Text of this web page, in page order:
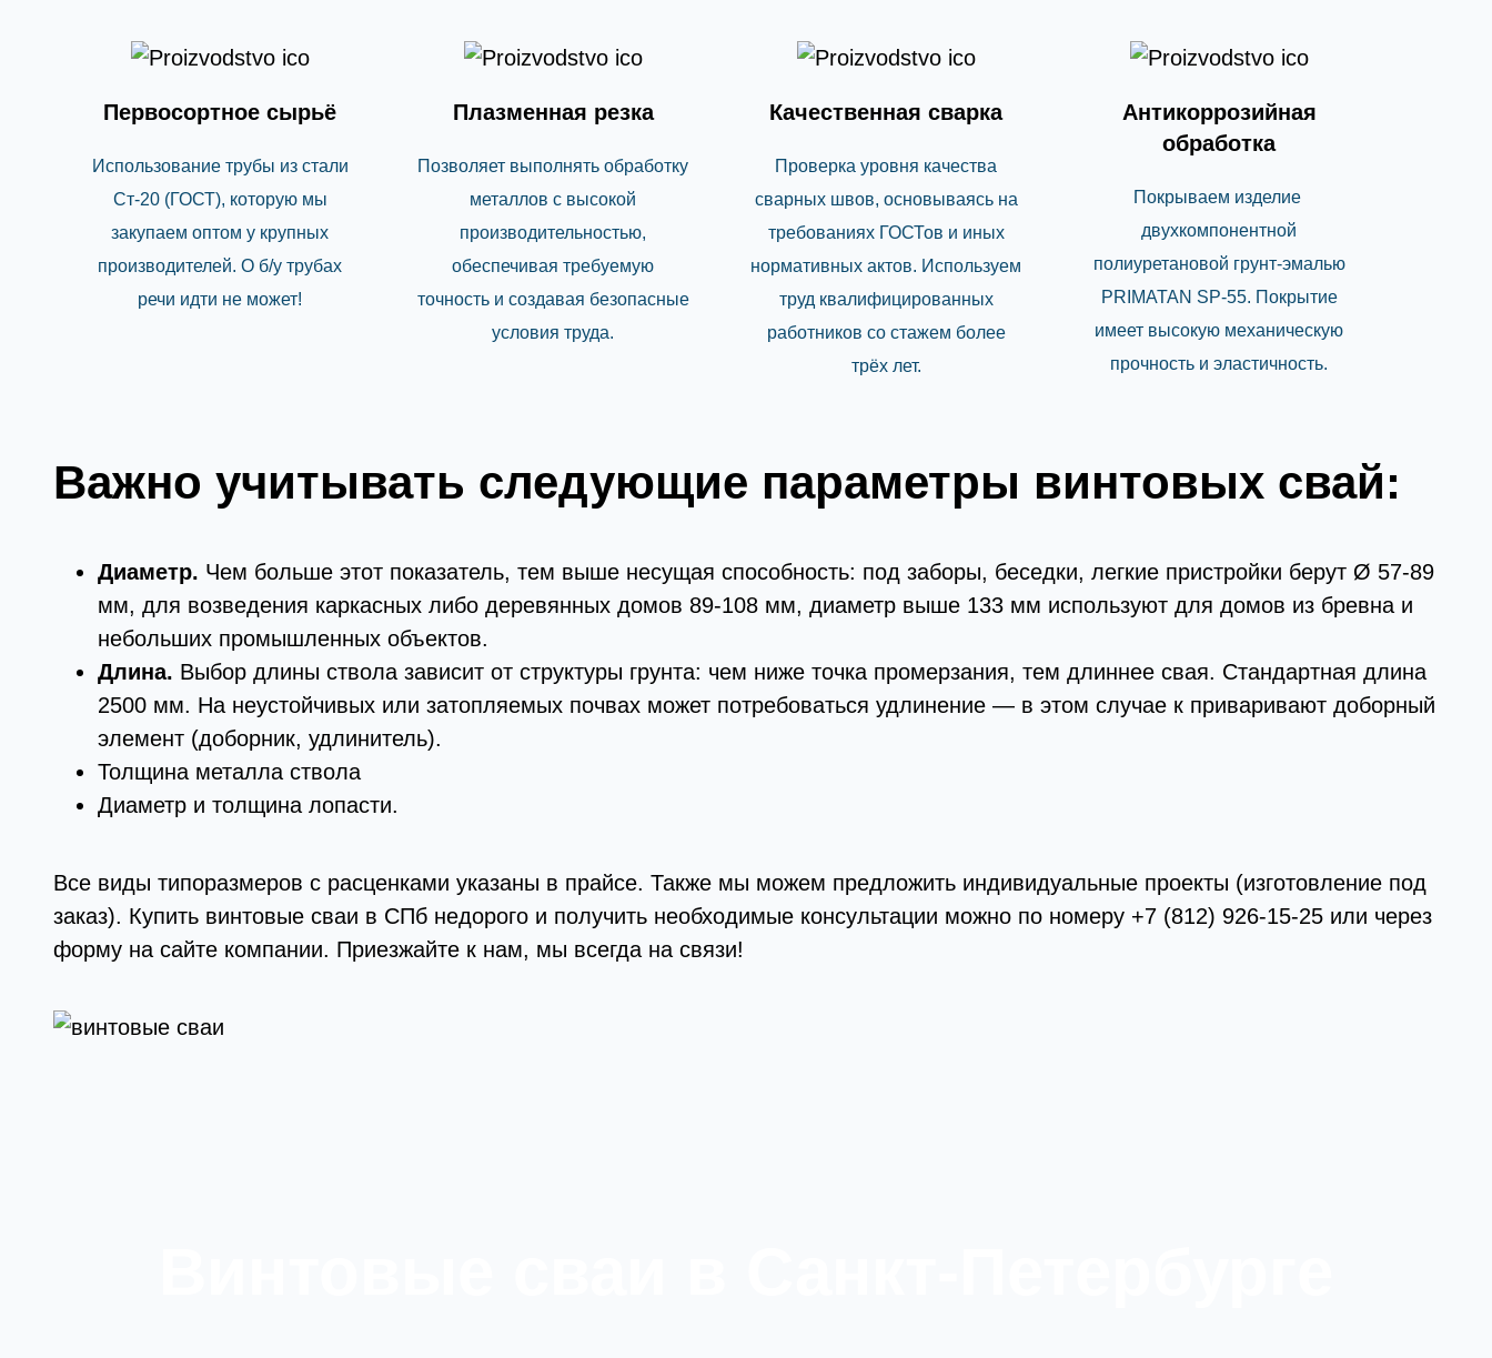
Первосортное сырьё
Использование трубы из стали
Ст-20 (ГОСТ), которую мы
закупаем оптом у крупных
производителей. О б/у трубах
речи идти не может!
Плазменная резка
Позволяет выполнять обработку
металлов с высокой
производительностью,
обеспечивая требуемую
точность и создавая безопасные
условия труда.
Качественная сварка
Проверка уровня качества
сварных швов, основываясь на
требованиях ГОСТов и иных
нормативных актов. Используем
труд квалифицированных
работников со стажем более
трёх лет.
Антикоррозийная
обработка
Покрываем изделие
двухкомпонентной
полиуретановой грунт-эмалью
PRIMATAN SP-55. Покрытие
имеет высокую механическую
прочность и эластичность.
Важно учитывать следующие параметры винтовых свай:
Диаметр. Чем больше этот показатель, тем выше несущая способность: под заборы, беседки, легкие пристройки берут Ø 57-89
мм, для возведения каркасных либо деревянных домов 89-108 мм, диаметр выше 133 мм используют для домов из бревна и
небольших промышленных объектов.
Длина. Выбор длины ствола зависит от структуры грунта: чем ниже точка промерзания, тем длиннее свая. Стандартная длина
2500 мм. На неустойчивых или затопляемых почвах может потребоваться удлинение — в этом случае к приваривают доборный
элемент (доборник, удлинитель).
Толщина металла ствола
Диаметр и толщина лопасти.
Все виды типоразмеров с расценками указаны в прайсе. Также мы можем предложить индивидуальные проекты (изготовление под
заказ). Купить винтовые сваи в СПб недорого и получить необходимые консультации можно по номеру +7 (812) 926-15-25 или через
форму на сайте компании. Приезжайте к нам, мы всегда на связи!